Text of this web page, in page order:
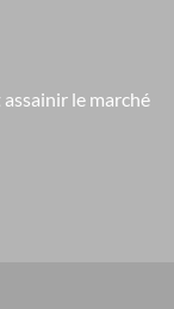
le marché